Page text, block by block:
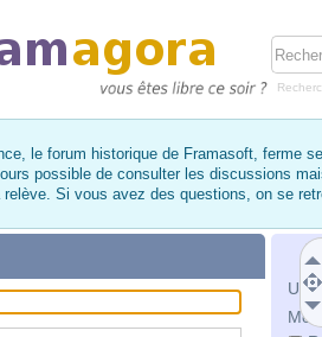
le forum historique de Framasoft, ferme
possible de consulter les discussions
relève. Si vous avez des questions, on se
Mot